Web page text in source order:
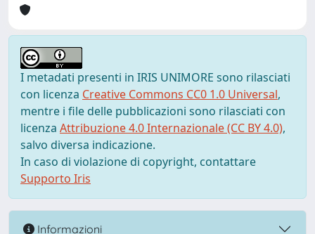
I metadati presenti in IRIS UNIMORE sono rilasciati
con licenza Creative Commons CC0 1.0 Universal,
mentre i file delle pubblicazioni sono rilasciati con
licenza Attribuzione 4.0 Internazionale (CC BY 4.0),
salvo diversa indicazione.
In caso di violazione di copyright, contattare
Supporto Iris
Informazioni